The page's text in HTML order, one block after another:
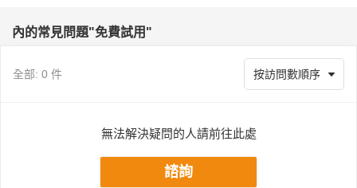
內的常見問題"免費試用"
全部: 0 件
無法解決疑問的人請前往此處
諮詢